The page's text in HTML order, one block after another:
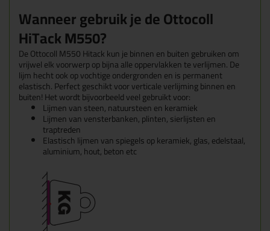
Wanneer gebruik je de Ottocoll
HiTack M550?
De Ottocoll M550 Hitack kun je binnen en buiten gebruiken om
vrijwel elk voorwerp op bijna alle oppervlakken te verlijmen. De
lijm hecht ook op vochtige ondergronden en is permanent
elastisch.Perfect geschikt voor verticale verlijming binnen en
buiten! Het wordt bijvoorbeeld veel gebruikt voor:
Lijmen van steen, natuursteen en keramiek
Lijmen van vensterbanken, plinten, sierlijsten en
traptreden
Elastisch lijmen van spiegels op keramiek, glas, edelstaal,
aluminium, hout, beton etc